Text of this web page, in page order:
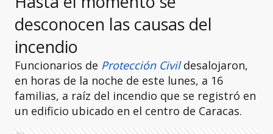
desconocen las causas del
incendio
Funcionarios de Protección Civildesalojaron,
en horas de la noche de este lunes, a 16
familias, a raíz del incendio que se registró en
un edificio ubicado en el centro de Caracas.